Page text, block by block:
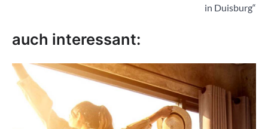
in Duisburg“
auch interessant: